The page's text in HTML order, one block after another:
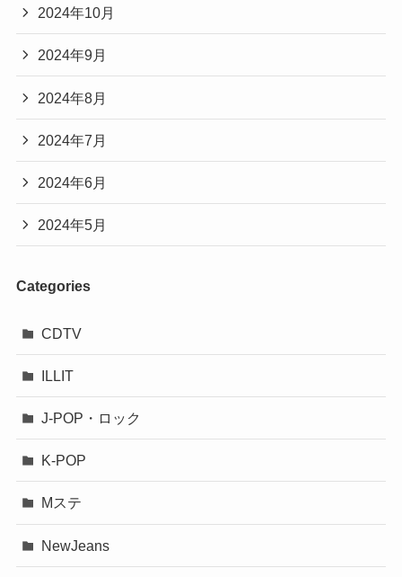
2024年10月
2024年9月
2024年8月
2024年7月
2024年6月
2024年5月
Categories
CDTV
ILLIT
J-POP・ロック
K-POP
Mステ
NewJeans